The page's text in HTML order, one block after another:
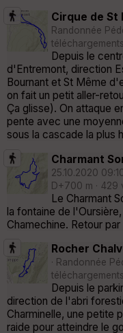
Cirque de St
Randonnée
téléchargements
Depuis le
d'Entremont, direction
Bournant et St Même
on fait un petit aller-
Ça glisse). On attaque
pente avec une
sous la cascade la plus
Charmant
25.10.2020
D+700 m · 429
Le Charmant
la fontaine de
Chamechine. Retour par
Rocher
· Randonnée
téléchargements
Depuis le
direction de l'abri
Charminelle, une petite
raide pour atteindre le